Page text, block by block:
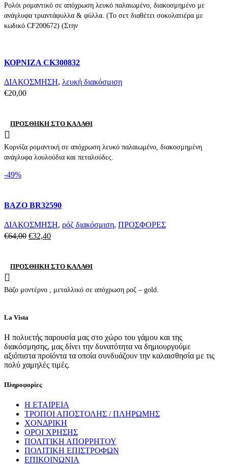
Ρολόι ρομαντικό σε απόχρωση λευκό παλαιωμένο, διακοσμημένο με
ανάγλυφα τριαντάφυλλα & φύλλα. (Το σετ διαθέτει σοκολατιέρα με
κωδικό CF200672) (Στην
Quick view
ΚΟΡΝΙΖΑ CK300832
ΔΙΑΚΟΣΜΗΣΗ, λευκή διακόσμιση
€20,00
ΠΡΟΣΘΉΚΗ ΣΤΟ ΚΑΛΆΘΙ
Κορνίζα ρομαντική σε απόχρωση λευκό παλαιωμένο, διακοσμημένη
ανάγλυφα λουλούδια και πεταλούδες.
-49%
Quick view
Add to wishlist
ΒΑΖΟ BR32590
ΔΙΑΚΟΣΜΗΣΗ, ρόζ διακόσμιση, ΠΡΟΣΦΟΡΕΣ
€64,00 Original
€64,00.
€32,40Η
είναι:
ΠΡΟΣΘΉΚΗ ΣΤΟ ΚΑΛΆΘΙ
Βάζο μοντέρνο , μεταλλικό σε απόχρωση ροζ – gold.
La Vista
Η πολυετής παρουσία μας στο χώρο του γάμου και της
διακόσμησης, μας δίνει την δυνατότητα να δημιουργούμε
αξιόπιστα προϊόντα τα οποία συνδυάζουν την καλαισθησία με τις
πολύ χαμηλές τιμές.
Πληροφορίες
Η ΕΤΑΙΡΕΙΑ
ΤΡΟΠΟΙ ΑΠΟΣΤΟΛΗΣ / ΠΛΗΡΩΜΗΣ
ΧΟΝΔΡΙΚΗ
ΟΡΟΙ ΧΡΗΣΗΣ
ΠΟΛΙΤΙΚΗ ΑΠΟΡΡΗΤΟΥ
ΠΟΛΙΤΙΚΗ ΕΠΙΣΤΡΟΦΩΝ
ΕΠΙΚΟΙΝΩΝΙΑ